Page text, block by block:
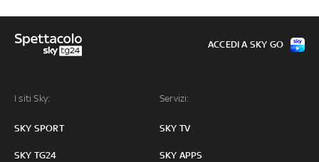
I siti Sky:
SKY SPORT
SKY TG24
Servizi:
SKY TV
SKY APPS
ACCEDI A SKY GO